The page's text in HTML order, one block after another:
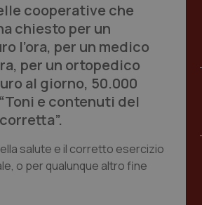
cooperative che
chiesto per un
l’ora, per un medico
per un ortopedico
al giorno, 50.000
e contenuti del
salute e il corretto esercizio
o per qualunque altro fine